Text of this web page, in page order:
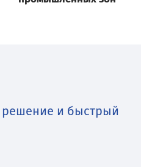
и быстрый